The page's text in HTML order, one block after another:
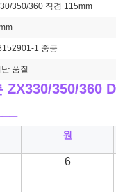
350/360 직경 115mm
1 중공
품질
350/360
원
6